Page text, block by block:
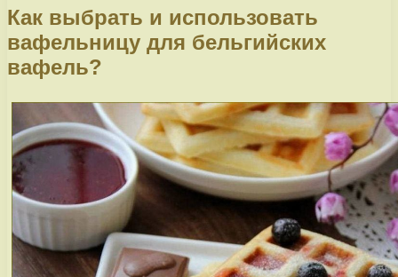
Как выбрать и использовать
вафельницу для бельгийских
вафель?